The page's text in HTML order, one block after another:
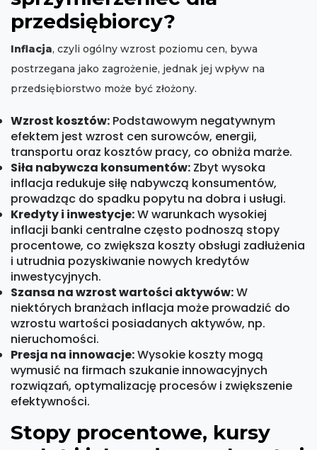
przedsiębiorcy?
Inflacja, czyli ogólny wzrost poziomu cen, bywa
postrzegana jako zagrożenie, jednak jej wpływ na
przedsiębiorstwo może być złożony.
Wzrost kosztów: Podstawowym negatywnym
efektem jest wzrost cen surowców, energii,
transportu oraz kosztów pracy, co obniża marże.
Siła nabywcza konsumentów: Zbyt wysoka
inflacja redukuje siłę nabywczą konsumentów,
prowadząc do spadku popytu na dobra i usługi.
Kredyty i inwestycje:W warunkach wysokiej
inflacji banki centralne często podnoszą stopy
procentowe, co zwiększa koszty obsługi zadłużenia
i utrudnia pozyskiwanie nowych kredytów
inwestycyjnych.
Szansa na wzrost wartości aktywów:W
niektórych branżach inflacja może prowadzić do
wzrostu wartości posiadanych aktywów, np.
nieruchomości.
Presja na innowacje:Wysokie koszty mogą
wymusić na firmach szukanie innowacyjnych
rozwiązań, optymalizację procesów i zwiększenie
efektywności.
Stopy procentowe, kursy